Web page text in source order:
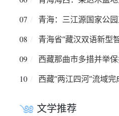
07
08 青海省“藏汉双语新型
09 西藏那曲市多措并举
10 西藏“两江四河”流域
文学推荐